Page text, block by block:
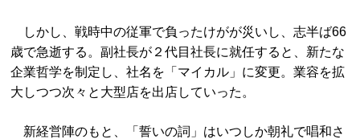
しかし、戦時中の従軍で負ったけがが災いし、志半ば66
歳で急逝する。副社長が２代目社長に就任すると、新たな
企業哲学を制定し、社名を「マイカル」に変更。業容を拡
大しつつ次々と大型店を出店していった。
新経営陣のもと、「誓いの詞」はいつしか朝礼で唱和さ